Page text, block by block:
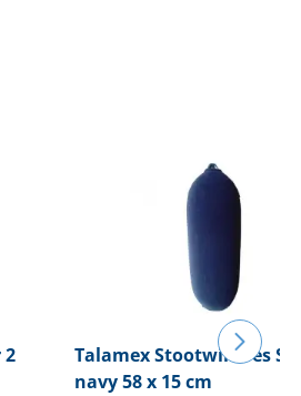
TalamexStootwilhoes
navy 58 x 15 cm